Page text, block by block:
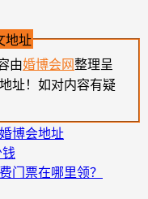
地址
由婚博会网整理呈
址！如对内容有疑
博会地址
门票在哪里领？